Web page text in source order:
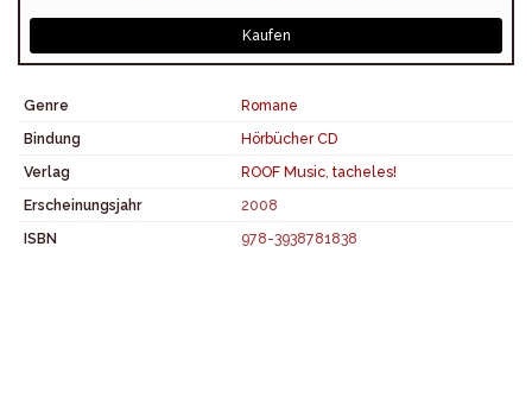
Kaufen
Genre
Romane
Bindung
Hörbücher CD
Verlag
ROOF Music, tacheles!
Erscheinungsjahr
2008
ISBN
978-3938781838